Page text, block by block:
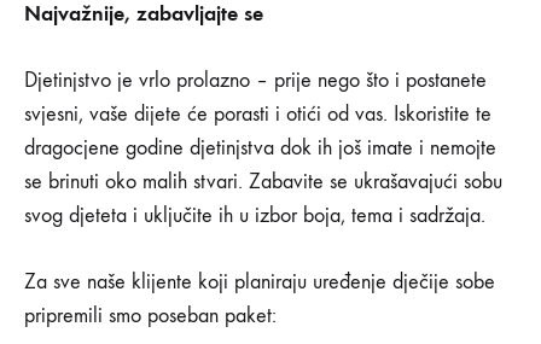
Najvažnije, zabavljajte se
Djetinjstvo je vrlo prolazno – prije nego što i postanete
svjesni, vaše dijete će porasti i otići od vas. Iskoristite te
dragocjene godine djetinjstva dok ih još imate i nemojte
se brinuti oko malih stvari. Zabavite se ukrašavajući sobu
svog djeteta i uključite ih u izbor boja, tema i sadržaja.
Za sve naše klijente koji planiraju uređenje dječije sobe
pripremili smo poseban paket: